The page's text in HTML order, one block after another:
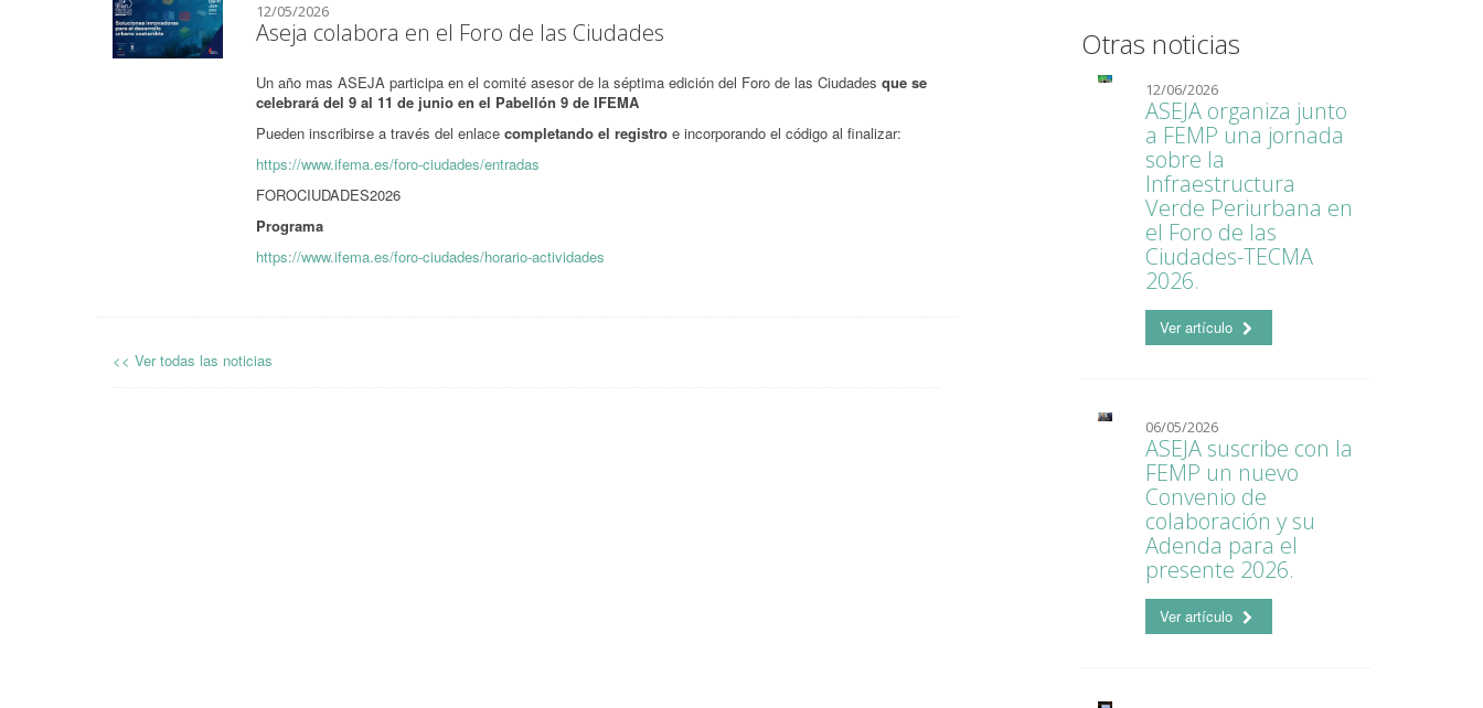
12/05/2026
Aseja colabora en el Foro de las Ciudades
Un año mas ASEJA participa en el comité asesor de la séptima edición del Foro de las Ciudades que se
celebrará del 9 al 11 de junio en el Pabellón 9 de IFEMA
Pueden inscribirse a través del enlacecompletando el registroe incorporando el código al finalizar:
https://www.ifema.es/foro-ciudades/entradas
FOROCIUDADES2026
Programa
https://www.ifema.es/foro-ciudades/horario-actividades
<< Ver todas las noticias
Otras noticias
12/06/2026
ASEJA organiza junto
a FEMP una jornada
sobre la
Infraestructura
Verde Periurbana en
el Foro de las
Ciudades-TECMA
2026.
Ver artículo
06/05/2026
ASEJA suscribe con la
FEMP un nuevo
Convenio de
colaboración y su
Adenda para el
presente 2026.
Ver artículo